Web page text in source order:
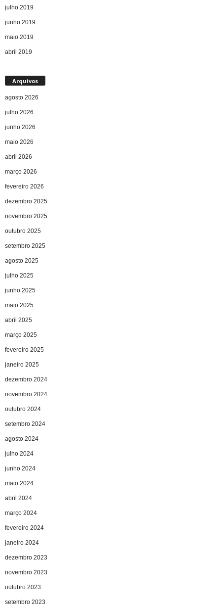
julho 2019
junho 2019
maio 2019
abril 2019
Arquivos
agosto 2026
julho 2026
junho 2026
maio 2026
abril 2026
março 2026
fevereiro 2026
dezembro 2025
novembro 2025
outubro 2025
setembro 2025
agosto 2025
julho 2025
junho 2025
maio 2025
abril 2025
março 2025
fevereiro 2025
janeiro 2025
dezembro 2024
novembro 2024
outubro 2024
setembro 2024
agosto 2024
julho 2024
junho 2024
maio 2024
abril 2024
março 2024
fevereiro 2024
janeiro 2024
dezembro 2023
novembro 2023
outubro 2023
setembro 2023